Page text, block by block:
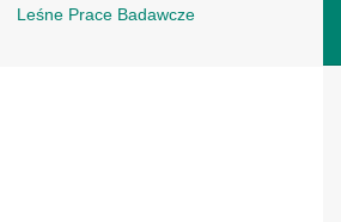
Leśne Prace Badawcze